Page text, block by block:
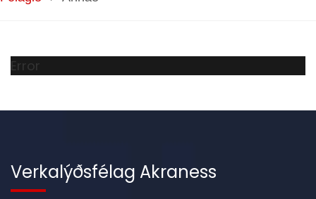
Error
Verkalýðsfélag Akraness